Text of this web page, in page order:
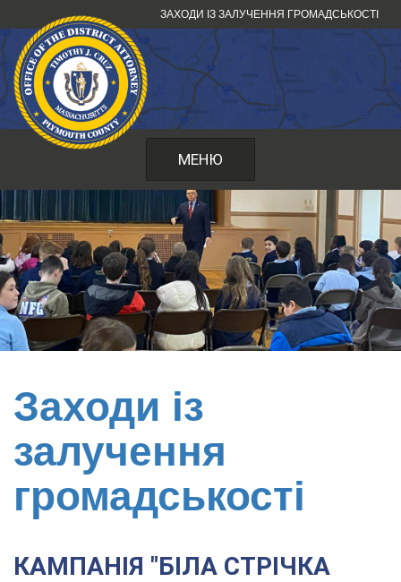
до
змісту
ЗАХОДИ ІЗ ЗАЛУЧЕННЯ ГРОМАДСЬКОСТІ
МЕНЮ
Заходи із
залучення
громадськості
КАМПАНІЯ "БІЛА СТРІЧКА